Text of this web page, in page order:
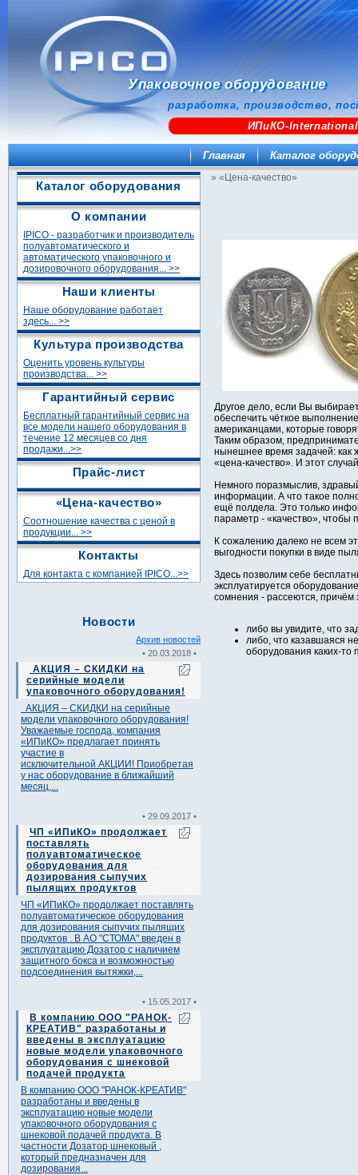
Упаковочное оборудование
разработка, производство,
ИПиКО-International
Главная Каталог
Каталог оборудования
О компании
IPICO - разработчик и производитель
полуавтоматического и
автоматического упаковочного и
дозировочного оборудования... >>
Наши клиенты
Наше оборудование работает
здесь... >>
Культура производства
Оценить уровень культуры
производства... >>
Гарантийный сервис
Бесплатный гарантийный сервис на
все модели нашего оборудования в
течение 12 месяцев со дня
продажи...>>
Прайс-лист
«Цена-качество»
Соотношение качества с ценой в
продукции... >>
Контакты
Для контакта с компанией IPICO...>>
Новости
Архив новостей
• 20.03.2018 •
АКЦИЯ – СКИДКИ на
серийные модели
упаковочного оборудования!
АКЦИЯ – СКИДКИ на серийные
модели упаковочного оборудования!
Уважаемые господа, компания
«ИПиКО» предлагает принять
участие в
исключительной АКЦИИ! Приобретая
у нас оборудование в ближайший
месяц,...
• 29.09.2017 •
ЧП «ИПиКО» продолжает
поставлять
полуавтоматическое
оборудования для
дозирования сыпучих
пылящих продуктов
ЧП «ИПиКО» продолжает поставлять
полуавтоматическое оборудования
для дозирования сыпучих пылящих
продуктов . В АО "СТОМА" введен в
эксплуатацию Дозатор с наличием
защитного бокса и возможностью
подсоединения вытяжки,...
• 15.05.2017 •
В компанию ООО "РАНОК-
КРЕАТИВ" разработаны и
введены в эксплуатацию
новые модели упаковочного
оборудования с шнековой
подачей продукта
В компанию ООО "РАНОК-КРЕАТИВ"
разработаны и введены в
эксплуатацию новые модели
упаковочного оборудования с
шнековой подачей продукта. В
частности Дозатор шнековый ,
который предназначен для
дозирования...
» «Цена-качество»
Другое дело, если Вы
обеспечить чёткое
американцами, которые
Таким образом,
нынешнее время задачей: как
«цена-качество». И этот
Немного поразмыслив,
информации. А что такое
ещё полдела. Это только
параметр - «качество», чтобы
К сожалению далеко не всем
выгодности покупки в виде
Здесь позволим себе
эксплуатируется
сомнения - рассеются,
либо вы увидите, что
либо, что казавшаяся
оборудования каких-